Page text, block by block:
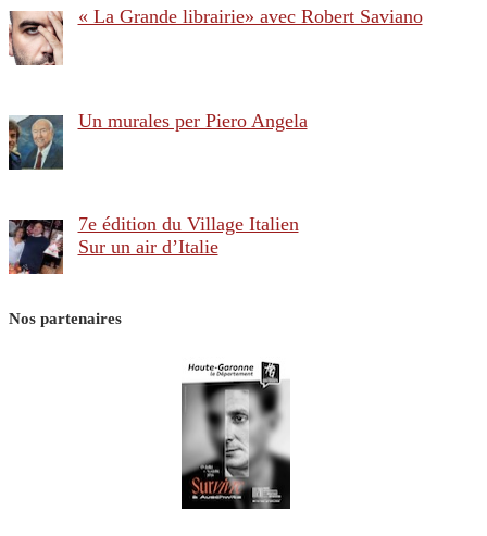
« La Grande librairie» avec Robert Saviano
Un murales per Piero Angela
7e édition du Village Italien
Sur un air d’Italie
Nos partenaires